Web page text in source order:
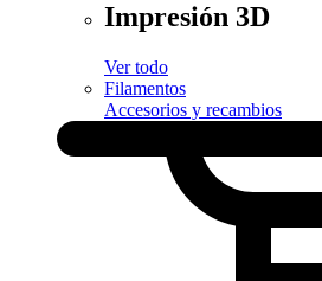
Impresión 3D
Ver todo
Filamentos
Accesorios y recambios